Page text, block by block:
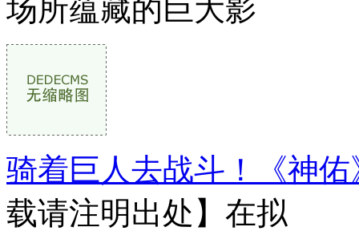
场所蕴藏的巨大影
骑着巨人去战斗！《神
载请注明出处】在拟